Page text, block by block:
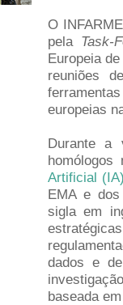
O
pela Task-
Europeia
reuniões
europeias
Durante a
homólogos
Artificial
EMA e
sigla em
dados e
baseada